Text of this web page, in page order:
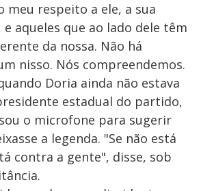
meu respeito a ele, a sua
e aqueles que ao lado dele têm
da nossa. Não há
nisso. Nós compreendemos.
Doria ainda não estava
estadual do partido,
o microfone para sugerir
a legenda. "Se não está
contra a gente", disse, sob